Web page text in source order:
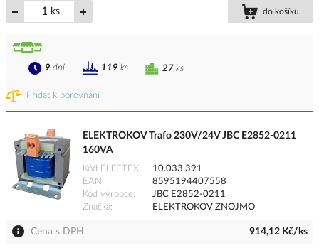
ks do košíku
Přidat k porovnání
27 ks
9 dní 119 ks
ELEKTROKOV Trafo 230V/24V JBC E2852-0211
160VA
Kód ELFETEX
10.033.391
EAN
8595194407558
Kód výrobce
JBC E2852-0211
Značka
ELEKTROKOV ZNOJMO
Cena s DPH 914,12 Kč/ks